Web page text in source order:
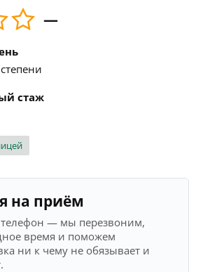
—
стаж
на приём
телефон — мы перезвоним,
время и поможем
ни к чему не обязывает и